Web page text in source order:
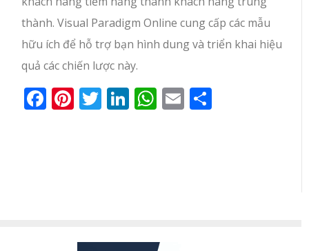
thành. Visual Paradigm Online cung cấp các mẫu
hữu ích để hỗ trợ bạn hình dung và triển khai hiệu
quả các chiến lược này.
Facebook
Pinterest
Twitter
LinkedIn
WhatsApp
Email